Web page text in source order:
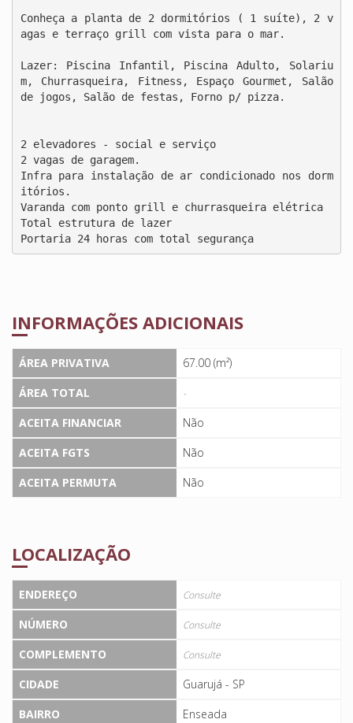
Conheça a planta de 2 dormitórios ( 1 suíte), 2 v
agas e terraço grill com vista para o mar.
Lazer: Piscina Infantil, Piscina Adulto, Solariu
m, Churrasqueira, Fitness, Espaço Gourmet, Salão
de jogos, Salão de festas, Forno p/ pizza.
2 elevadores - social e serviço
2 vagas de garagem.
Infra para instalação de ar condicionado nos dorm
itórios.
Varanda com ponto grill e churrasqueira elétrica
Total estrutura de lazer
Portaria 24 horas com total segurança
INFORMAÇÕES ADICIONAIS
ÁREA PRIVATIVA
67.00 (m²)
ÁREA TOTAL
-
ACEITA FINANCIAR
Não
ACEITA FGTS
Não
ACEITA PERMUTA
Não
LOCALIZAÇÃO
ENDEREÇO Consulte
NÚMERO Consulte
COMPLEMENTO Consulte
CIDADE
Guarujá - SP
BAIRRO
Enseada